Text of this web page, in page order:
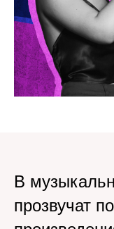
В
прозвучат